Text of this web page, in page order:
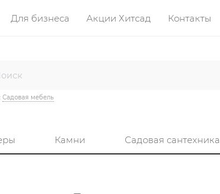
Для бизнеса Акции Хитсад Контакты
Садовая мебель
Камни Садовая сантехника